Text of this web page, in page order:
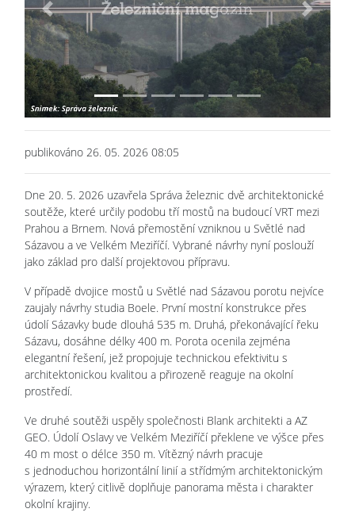
Previous Next
publikováno 26. 05. 2026 08:05
Dne 20. 5. 2026 uzavřela Správa železnic dvě architektonické
soutěže, které určily podobu tří mostů na budoucí VRT mezi
Prahou a Brnem. Nová přemostění vzniknou u Světlé nad
Sázavou a ve Velkém Meziříčí. Vybrané návrhy nyní poslouží
jako základ pro další projektovou přípravu.
V případě dvojice mostů u Světlé nad Sázavou porotu nejvíce
zaujaly návrhy studia Boele. První mostní konstrukce přes
údolí Sázavky bude dlouhá 535 m. Druhá, překonávající řeku
Sázavu, dosáhne délky 400 m. Porota ocenila zejména
elegantní řešení, jež propojuje technickou efektivitu s
architektonickou kvalitou a přirozeně reaguje na okolní
prostředí.
Ve druhé soutěži uspěly společnosti Blank architekti a AZ
GEO. Údolí Oslavy ve Velkém Meziříčí překlene ve výšce přes
40 m most o délce 350 m. Vítězný návrh pracuje
s jednoduchou horizontální linií a střídmým architektonickým
výrazem, který citlivě doplňuje panorama města i charakter
okolní krajiny.